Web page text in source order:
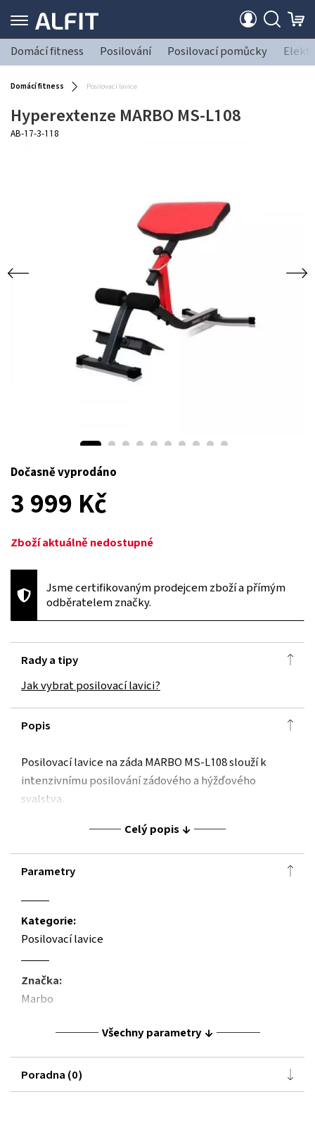
Domácí fitness Posilování Posilovací pomůcky
Domácí fitness Posilovací lavice
Hyperextenze MARBO MS-L108
AB-17-3-118
Dočasně vyprodáno
3 999 Kč
Zboží aktuálně nedostupné
Jsme certifikovaným prodejcem zboží a přímým
odběratelem značky.
Rady a tipy
Jak vybrat posilovací lavici?
Popis
Posilovací lavice na záda MARBO MS-L108 slouží k
intenzivnímu posilování zádového a hýžďového
svalstva.
Celý popis
Parametry
Kategorie:
Posilovací lavice
Značka:
Marbo
Všechny parametry
Poradna (0)